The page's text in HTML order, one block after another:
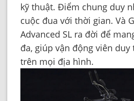
kỹ thuật. Điểm chung duy
cuộc đua với thời gian. Và
Advanced SL ra đời để
đa, giúp vận động viên
trên mọi địa hình.